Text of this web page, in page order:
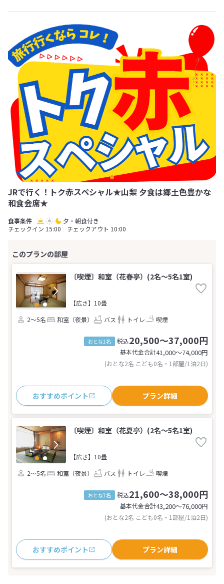
JRで行く！トク赤スペシャル★山梨 夕食は郷土色豊かな
和食会席★
夕・朝食付き
チェックイン 15:00 チェックアウト 10:00
〔喫煙〕和室（花春亭）(2名～5名1室)
【広さ】10畳
2～5名
和室（夜景） バス トイレ 喫煙
おとな1名 税込20,500～37,000円
基本代金合計41,000〜74,000円
(おとな2名 こども0名・1部屋/1泊2日)
おすすめポイント プラン詳細
〔喫煙〕和室（花夏亭）(2名～5名1室)
【広さ】10畳
2～5名
和室（夜景） バス トイレ 喫煙
おとな1名 税込21,600～38,000円
基本代金合計43,200〜76,000円
(おとな2名 こども0名・1部屋/1泊2日)
おすすめポイント プラン詳細